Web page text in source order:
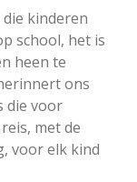
kinderen
school, het is
heen te
ons
die voor
met de
voor elk kind